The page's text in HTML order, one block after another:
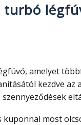
turbó
amelyet
kezdve az